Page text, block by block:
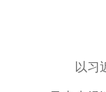
以习近